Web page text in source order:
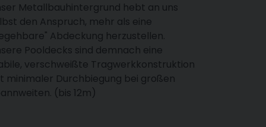
Metallbauhintergrund hebt an uns
den Anspruch, mehr als eine
Abdeckung herzustellen.
Pooldecks sind demnach eine
verschweißte Tragwerkkonstruktion
minimaler Durchbiegung bei großen
(bis 12m)